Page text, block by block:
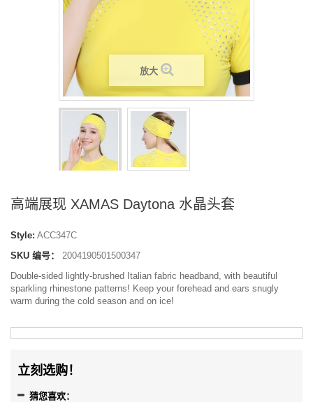
放大
高端展现 XAMAS Daytona 水晶头套
Style: ACC347C
SKU 编号：
2004190501500347
Double-sided lightly-brushed Italian fabric headband, with beautiful
sparkling rhinestone patterns! Keep your forehead and ears snugly
warm during the cold season and on ice!
立刻选购！
猜您喜欢：